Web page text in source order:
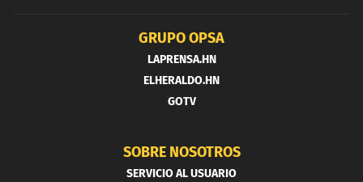
GRUPO OPSA
LAPRENSA.HN
ELHERALDO.HN
GOTV
SOBRE NOSOTROS
SERVICIO AL USUARIO